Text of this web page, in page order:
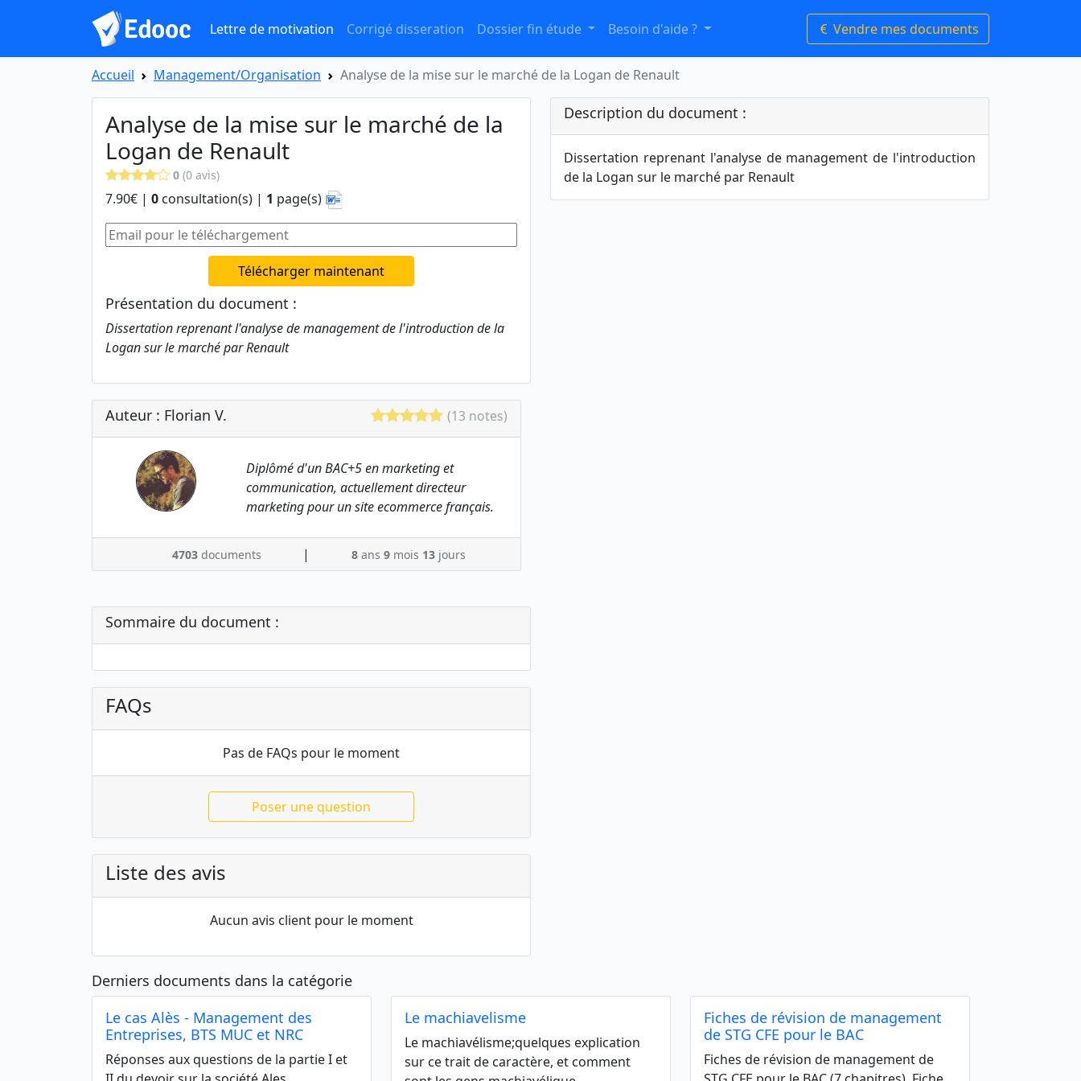
Lettre de motivation Corrigé disseration Dossier fin étude Besoin d'aide ? Vendre mes documents
Accueil Management/Organisation Analyse de la mise sur le marché de la Logan de Renault
Analyse de la mise sur le marché de la
Logan de Renault
0 (0 avis)
7.90€ | 0 consultation(s) | 1 page(s)
Télécharger maintenant
Présentation du document :
Dissertation reprenant l'analyse de management de l'introduction de la
Logan sur le marché par Renault
Description du document :
Dissertation reprenant l'analyse de management de l'introduction
de la Logan sur le marché par Renault
Auteur : Florian V. (13 notes)
Diplômé d'un BAC+5 en marketing et
communication, actuellement directeur
marketing pour un site ecommerce français.
4703 documents | 8ans 9mois 13jours
Sommaire du document :
FAQs
Pas de FAQs pour le moment
Poser une question
Liste des avis
Aucun avis client pour le moment
Derniers documents dans la catégorie
Le cas Alès - Management des
Entreprises, BTS MUC et NRC
Réponses aux questions de la partie I et
Le machiavelisme
Le machiavélisme;quelques explication
sur ce trait de caractère, et comment
Fiches de révision de management
de STG CFE pour le BAC
Fiches de révision de management de